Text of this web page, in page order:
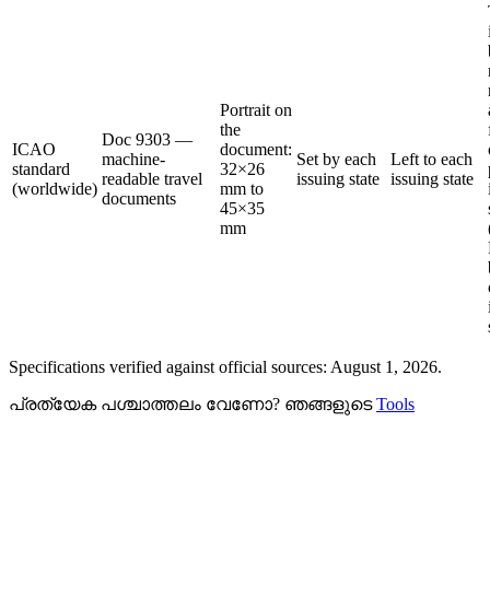
ICAO
standard
(worldwide)
Doc 9303 —
machine-
readable travel
documents
Portrait on
the
document:
32×26
mm to
45×35
mm
Set by each
issuing state
Left to each
issuing state
Specifications verified against official sources: August 1, 2026.
പ്രത്യേക പശ്ചാത്തലം വേണോ? ഞങ്ങളുടെTools